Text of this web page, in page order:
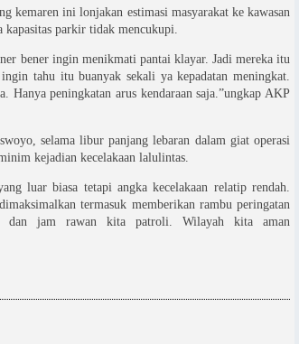
kemaren ini lonjakan estimasi masyarakat ke kawasan
kapasitas parkir tidak mencukupi.
bener ingin menikmati pantai klayar. Jadi mereka itu
tahu itu buanyak sekali ya kepadatan meningkat.
Hanya peningkatan arus kendaraan saja.”ungkap AKP
selama libur panjang lebaran dalam giat operasi
kejadian kecelakaan lalulintas.
luar biasa tetapi angka kecelakaan relatip rendah.
termasuk memberikan rambu peringatan
jam rawan kita patroli. Wilayah kita aman